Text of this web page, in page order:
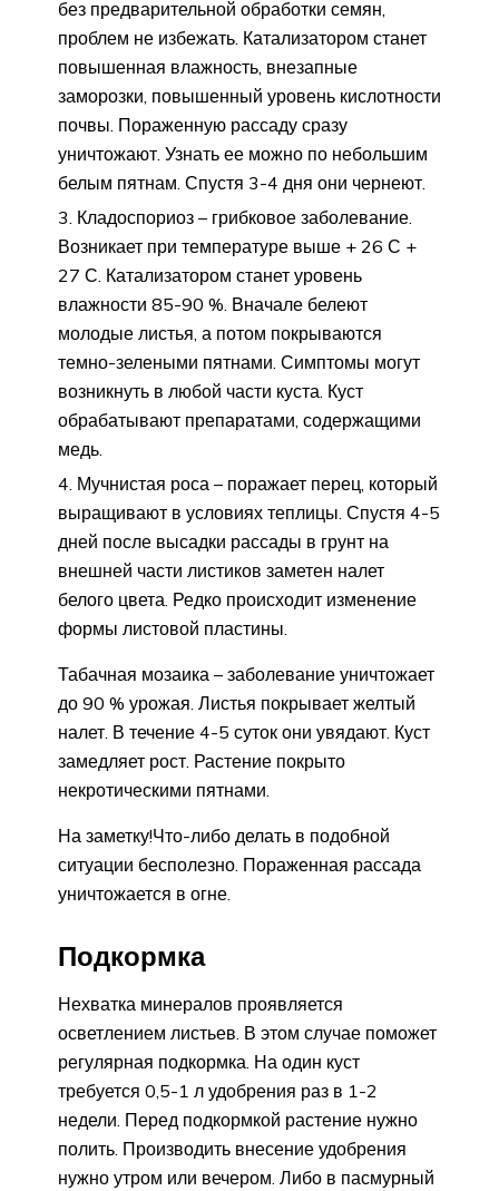
без предварительной обработки семян,
проблем не избежать. Катализатором станет
повышенная влажность, внезапные
заморозки, повышенный уровень кислотности
почвы. Пораженную рассаду сразу
уничтожают. Узнать ее можно по небольшим
белым пятнам. Спустя 3-4 дня они чернеют.
Кладоспориоз – грибковое заболевание.
Возникает при температуре выше + 26 С +
27 С. Катализатором станет уровень
влажности 85-90 %. Вначале белеют
молодые листья, а потом покрываются
темно-зелеными пятнами. Симптомы могут
возникнуть в любой части куста. Куст
обрабатывают препаратами, содержащими
медь.
Мучнистая роса – поражает перец, который
выращивают в условиях теплицы. Спустя 4-5
дней после высадки рассады в грунт на
внешней части листиков заметен налет
белого цвета. Редко происходит изменение
формы листовой пластины.
Табачная мозаика – заболевание уничтожает
до 90 % урожая. Листья покрывает желтый
налет. В течение 4-5 суток они увядают. Куст
замедляет рост. Растение покрыто
некротическими пятнами.
На заметку!Что-либо делать в подобной
ситуации бесполезно. Пораженная рассада
уничтожается в огне.
Подкормка
Нехватка минералов проявляется
осветлением листьев. В этом случае поможет
регулярная подкормка. На один куст
требуется 0,5-1 л удобрения раз в 1-2
недели. Перед подкормкой растение нужно
полить. Производить внесение удобрения
нужно утром или вечером. Либо в пасмурный